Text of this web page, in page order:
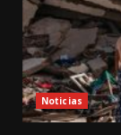
Noticias